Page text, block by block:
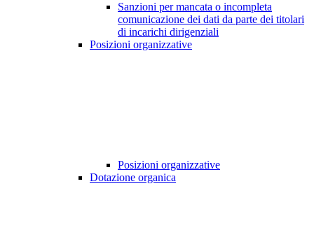
Sanzioni per mancata o incompleta
comunicazione dei dati da parte dei titolari
di incarichi dirigenziali
Posizioni organizzative
Posizioni organizzative
Dotazione organica